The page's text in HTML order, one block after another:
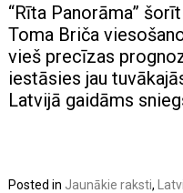
“Rīta Panorāma”
Toma Briča
vieš precīzas
iestāsies jau
Latvijā gaidāms
Posted in Jaunākie raksti,